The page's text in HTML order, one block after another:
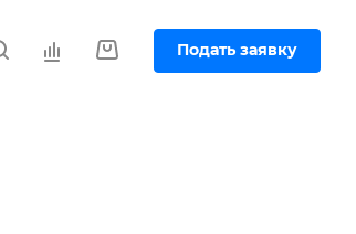
Подать заявку